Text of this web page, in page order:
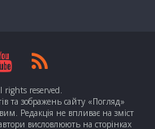
rights reserved.
та зображень сайту «Погляд»
Редакція не впливає на зміст
висловлюють на сторінках